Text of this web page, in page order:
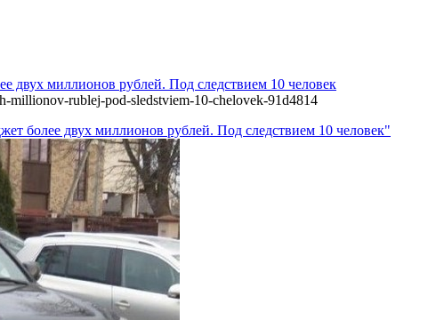
двух миллионов рублей. Под следствием 10 человек
millionov-rublej-pod-sledstviem-10-chelovek-91d4814
более двух миллионов рублей. Под следствием 10 человек"